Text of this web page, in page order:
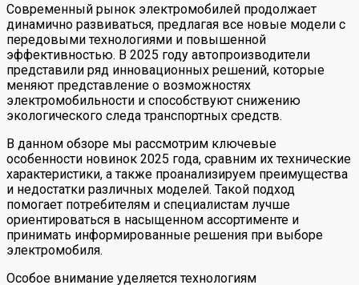
Современный рынок электромобилей продолжает
динамично развиваться, предлагая все новые модели с
передовыми технологиями и повышенной
эффективностью. В 2025 году автопроизводители
представили ряд инновационных решений, которые
меняют представление о возможностях
электромобильности и способствуют снижению
экологического следа транспортных средств.
В данном обзоре мы рассмотрим ключевые
особенности новинок 2025 года, сравним их технические
характеристики, а также проанализируем преимущества
и недостатки различных моделей. Такой подход
помогает потребителям и специалистам лучше
ориентироваться в насыщенном ассортименте и
принимать информированные решения при выборе
электромобиля.
Особое внимание уделяется технологиям